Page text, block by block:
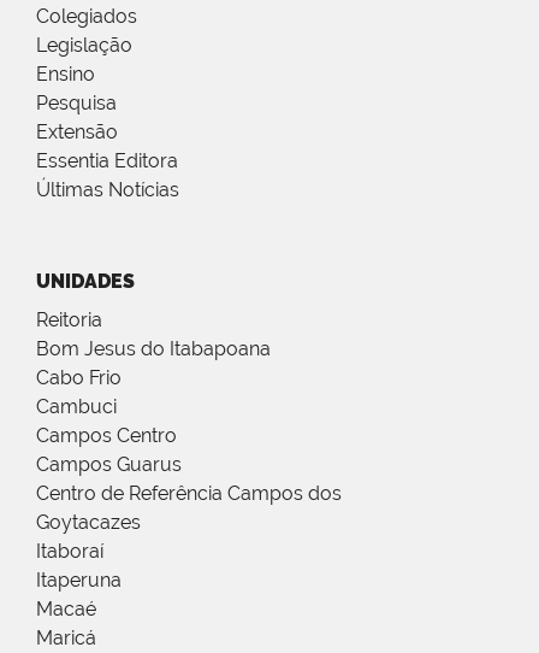
Colegiados
Legislação
Ensino
Pesquisa
Extensão
Essentia Editora
Últimas Notícias
UNIDADES
Reitoria
Bom Jesus do Itabapoana
Cabo Frio
Cambuci
Campos Centro
Campos Guarus
Centro de Referência Campos dos
Goytacazes
Itaboraí
Itaperuna
Macaé
Maricá